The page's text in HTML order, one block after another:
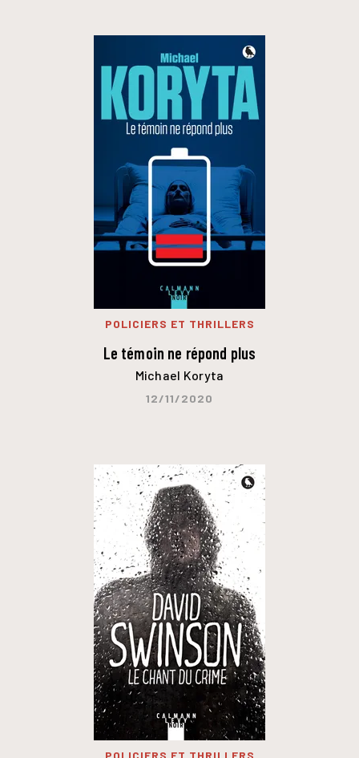
POLICIERS ET THRILLERS
Le témoin ne répond plus
Michael Koryta
12/11/2020
POLICIERS ET THRILLERS